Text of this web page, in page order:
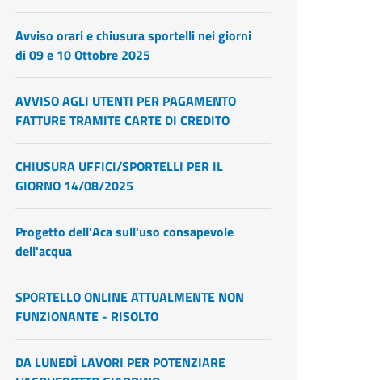
Avviso orari e chiusura sportelli nei giorni
di 09 e 10 Ottobre 2025
AVVISO AGLI UTENTI PER PAGAMENTO
FATTURE TRAMITE CARTE DI CREDITO
CHIUSURA UFFICI/SPORTELLI PER IL
GIORNO 14/08/2025
Progetto dell'Aca sull'uso consapevole
dell'acqua
SPORTELLO ONLINE ATTUALMENTE NON
FUNZIONANTE - RISOLTO
DA LUNEDÌ LAVORI PER POTENZIARE